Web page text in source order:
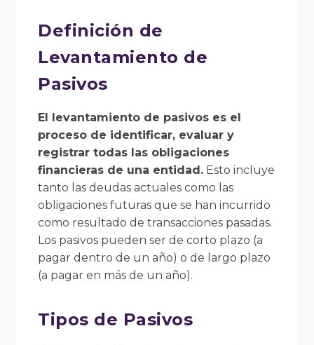
Definición de
Levantamiento de
Pasivos
El levantamiento de pasivos es el
proceso de identificar, evaluar y
registrar todas las obligaciones
financieras de una entidad. Esto incluye
tanto las deudas actuales como las
obligaciones futuras que se han incurrido
como resultado de transacciones pasadas.
Los pasivos pueden ser de corto plazo (a
pagar dentro de un año) o de largo plazo
(a pagar en más de un año).
Tipos de Pasivos